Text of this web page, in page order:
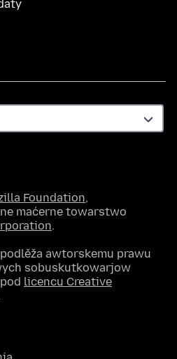
Foundation,
maćerne towarstwo
.
awtorskemu prawu
sobuskutkowarjow
licencu Creative